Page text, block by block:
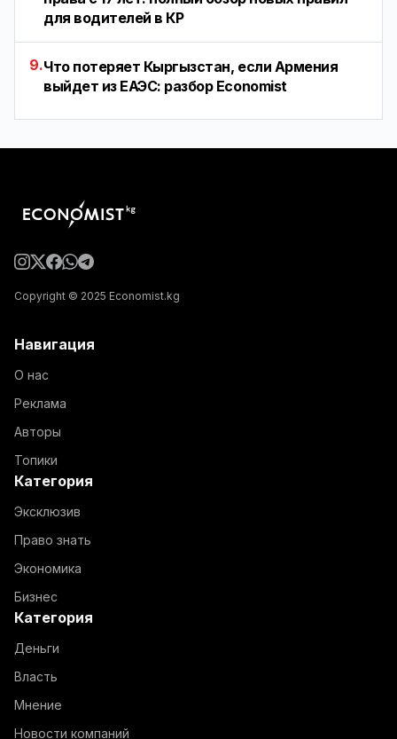
для водителей в КР
9.Что потеряет Кыргызстан, если Армения
выйдет из ЕАЭС: разбор Economist
Copyright © 2025 Economist.kg
Навигация
О нас
Реклама
Авторы
Топики
Категория
Эксклюзив
Право знать
Экономика
Бизнес
Категория
Деньги
Власть
Мнение
Новости компаний